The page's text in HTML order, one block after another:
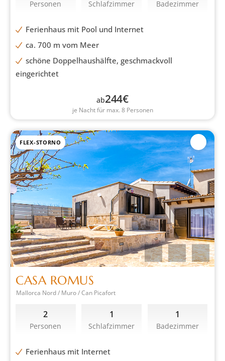
Personen Schlafzimmer Badezimmer
Ferienhaus mit Pool und Internet
ca. 700 m vom Meer
schöne Doppelhaushälfte, geschmackvoll
eingerichtet
ab244€
je Nacht für max. 8 Personen
FLEX-STORNO
CASA ROMUS
Mallorca Nord / Muro / Can Picafort
2
Personen
1
Schlafzimmer
1
Badezimmer
Ferienhaus mit Internet